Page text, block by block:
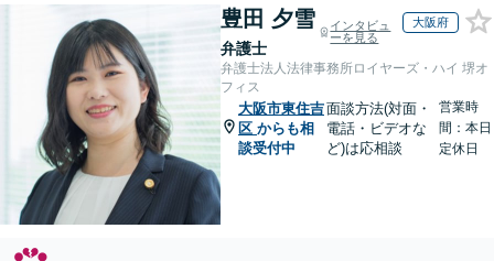
豊田 夕雪
弁護士
インタビュ
ーを見る
大阪府
弁護士法人法律事務所ロイヤーズ・ハイ 堺オ
フィス
大阪市東住吉
区 からも相
談受付中
面談方法(対面・
電話・ビデオな
ど)は応相談
営業時
間：本日
定休日